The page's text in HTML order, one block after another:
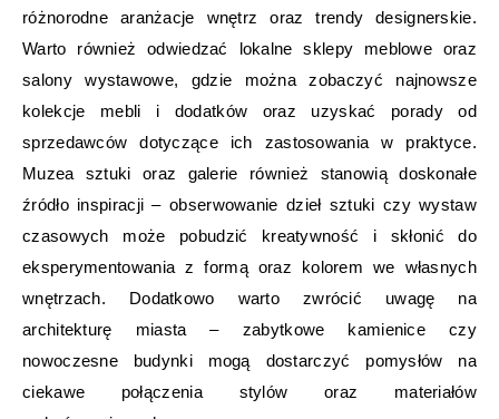
różnorodne aranżacje wnętrz oraz trendy designerskie.
Warto również odwiedzać lokalne sklepy meblowe oraz
salony wystawowe, gdzie można zobaczyć najnowsze
kolekcje mebli i dodatków oraz uzyskać porady od
sprzedawców dotyczące ich zastosowania w praktyce.
Muzea sztuki oraz galerie również stanowią doskonałe
źródło inspiracji – obserwowanie dzieł sztuki czy wystaw
czasowych może pobudzić kreatywność i skłonić do
eksperymentowania z formą oraz kolorem we własnych
wnętrzach. Dodatkowo warto zwrócić uwagę na
architekturę miasta – zabytkowe kamienice czy
nowoczesne budynki mogą dostarczyć pomysłów na
ciekawe połączenia stylów oraz materiałów